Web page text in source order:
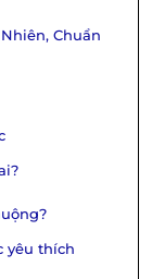
Chuẩn
yêu thích